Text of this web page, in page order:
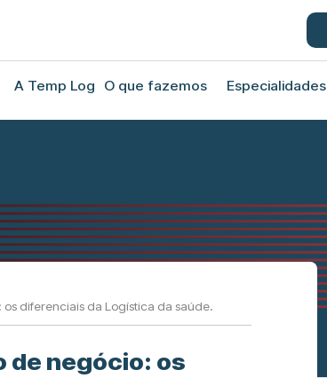
A Temp Log O que fazemos Especialidades
diferenciais da Logística da saúde.
de negócio: os